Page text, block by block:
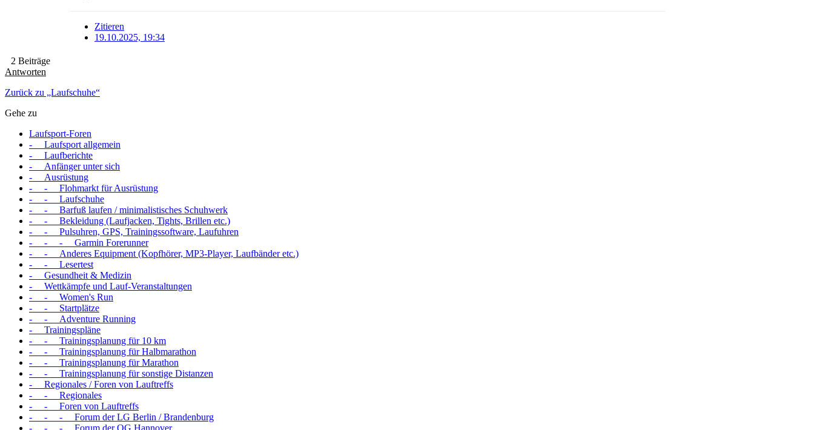
Zitieren
19.10.2025, 19:34
2 Beiträge
Antworten
Zurück zu „Laufschuhe“
Gehe zu
Laufsport-Foren
- Laufsport allgemein
- Laufberichte
- Anfänger unter sich
- Ausrüstung
- - Flohmarkt für Ausrüstung
- - Laufschuhe
- - Barfuß laufen / minimalistisches Schuhwerk
- - Bekleidung (Laufjacken, Tights, Brillen etc.)
- - Pulsuhren, GPS, Trainingssoftware, Laufuhren
- - - Garmin Forerunner
- - Anderes Equipment (Kopfhörer, MP3-Player, Laufbänder etc.)
- - Lesertest
- Gesundheit & Medizin
- Wettkämpfe und Lauf-Veranstaltungen
- - Women's Run
- - Startplätze
- - Adventure Running
- Trainingspläne
- - Trainingsplanung für 10 km
- - Trainingsplanung für Halbmarathon
- - Trainingsplanung für Marathon
- - Trainingsplanung für sonstige Distanzen
- Regionales / Foren von Lauftreffs
- - Regionales
- - Foren von Lauftreffs
- - - Forum der LG Berlin / Brandenburg
- - - Forum der OG Hannover